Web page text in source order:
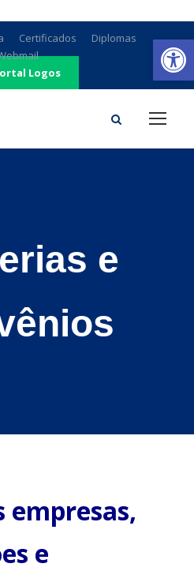
Certificados
Diplomas
Logos
e
empresas,
e